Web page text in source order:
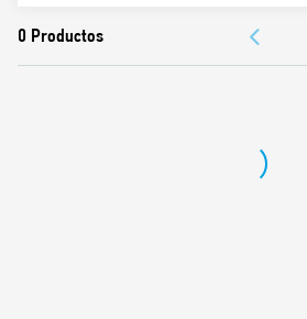
Categoría de protección IP 20
Temperatura ambiente °C –40…+70
APROBACIONES